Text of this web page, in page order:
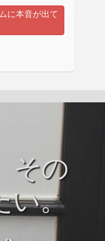
に本音が出て
その
い。